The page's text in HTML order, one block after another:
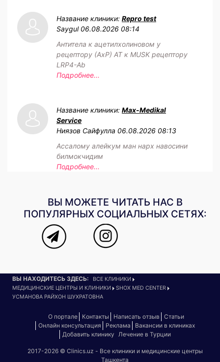
Название клиники: Repro test
Saygul 06.08.2026 08:14
Антитела к ацетилхолиновом у
рецептору (АхР) АТ к MUSK рецептору
LRP4-Ab
Подробнее...
Название клиники: Max-Medikal
Service
Ниязов Сайфулла 06.08.2026 08:13
Ассалому алейкум ман нарх навосини
билмокчидим
Подробнее...
ВЫ МОЖЕТЕ ЧИТАТЬ НАС В
ПОПУЛЯРНЫХ СОЦИАЛЬНЫХ СЕТЯХ:
ВЫ НАХОДИТЕСЬ ЗДЕСЬ:
ВСЕ КЛИНИКИ
МЕДИЦИНСКИЕ ЦЕНТРЫ И КЛИНИКИ
SHOX MED CENTER
УСМАНОВА РАЙХОН ШУХРАТОВНА
О портале Контакты Написать отзыв
Статьи
Онлайн консультация
Реклама
Вакансии в клиниках
Добавить клинику
Лечение в Турции
2017-2026 © Clinics.uz - Все клиники и медицинские центры
Ташкента